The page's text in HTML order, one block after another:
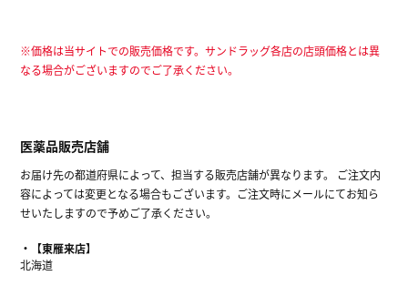
※価格は当サイトでの販売価格です。サンドラッグ各店の店頭価格とは異
なる場合がございますのでご了承ください。
医薬品販売店舗
お届け先の都道府県によって、担当する販売店舗が異なります。 ご注文内
容によっては変更となる場合もございます。ご注文時にメールにてお知ら
せいたしますので予めご了承ください。
【東雁来店】
北海道